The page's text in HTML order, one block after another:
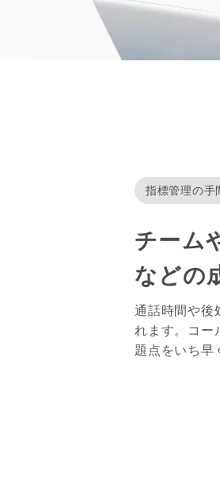
指標管理の手
チーム
などの
通話時間や後
れます。コー
題点をいち早